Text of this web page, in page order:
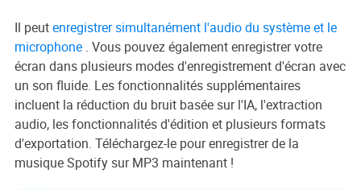
Il peutenregistrer simultanément l'audio du système et le
microphone. Vous pouvez également enregistrer votre
écran dans plusieurs modes d'enregistrement d'écran avec
un son fluide. Les fonctionnalités supplémentaires
incluent la réduction du bruit basée sur l'IA, l'extraction
audio, les fonctionnalités d'édition et plusieurs formats
d'exportation. Téléchargez-le pour enregistrer de la
musique Spotify sur MP3 maintenant !
